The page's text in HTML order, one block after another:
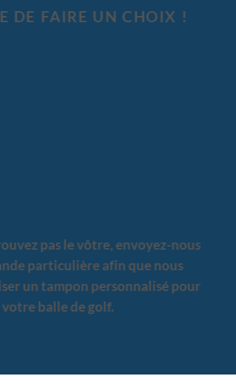
DE FAIRE UN CHOIX !
pas le vôtre, envoyez-nous
particulière afin que nous
un tampon personnalisé pour
votre balle de golf.